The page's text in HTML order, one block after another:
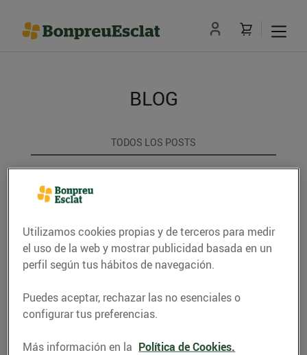
BLOG
TODOS LOS POSTS
CONSELLS I HÀBITS SALUDABLES
ENERGIA
GASTRONOMIA I TRADICIONS
RECEPTES
Utilizamos cookies propias y de terceros para medir
el uso de la web y mostrar publicidad basada en un
perfil según tus hábitos de navegación.
Puedes aceptar, rechazar las no esenciales o
configurar tus preferencias.
Más información en la Política de Cookies.